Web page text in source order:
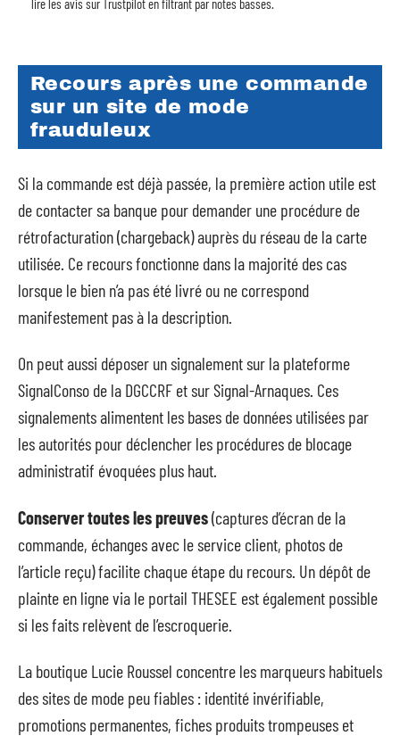
Recours après une commande
sur un site de mode
frauduleux
Si la commande est déjà passée, la première action utile est
de contacter sa banque pour demander une procédure de
rétrofacturation (chargeback) auprès du réseau de la carte
utilisée. Ce recours fonctionne dans la majorité des cas
lorsque le bien n’a pas été livré ou ne correspond
manifestement pas à la description.
On peut aussi déposer un signalement sur la plateforme
SignalConso de la DGCCRF et sur Signal-Arnaques. Ces
signalements alimentent les bases de données utilisées par
les autorités pour déclencher les procédures de blocage
administratif évoquées plus haut.
Conserver toutes les preuves(captures d’écran de la
commande, échanges avec le service client, photos de
l’article reçu) facilite chaque étape du recours. Un dépôt de
plainte en ligne via le portail THESEE est également possible
si les faits relèvent de l’escroquerie.
La boutique Lucie Roussel concentre les marqueurs habituels
des sites de mode peu fiables : identité invérifiable,
promotions permanentes, fiches produits trompeuses et